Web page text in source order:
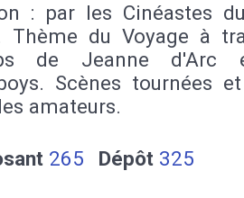
: par les Cinéastes
Thème du Voyage à
de Jeanne d'Arc
Scènes tournées
amateurs.
265 Dépôt 325